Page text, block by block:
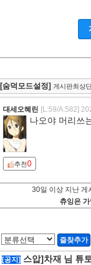
[숨덕모드설정] 게시판최상
대세오혜린 [L:59/A:582]
나오야 머리쓰
추천0
30일 이상 지난 게
츄잉은
즐찾추가
[공지] 스압]차재 님 튜